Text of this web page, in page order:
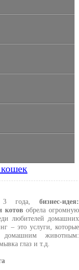
3 года,бизнес-идея:
котов обрела огромную
любителей домашних
– это услуги, которые
домашним животным:
глаз и т.д.